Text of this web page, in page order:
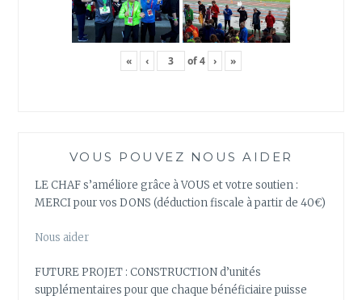
« ‹ of4 › »
VOUS POUVEZ NOUS AIDER
LE CHAF s’améliore grâce à VOUS et votre soutien :
MERCI pour vos DONS (déduction fiscale à partir de 40€)
Nous aider
FUTURE PROJET : CONSTRUCTION d’unités
supplémentaires pour que chaque bénéficiaire puisse